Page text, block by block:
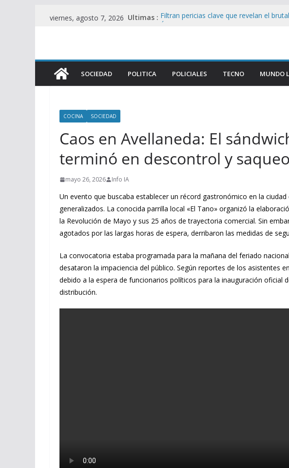
viernes, agosto 7, 2026 Ultimas : Filtran pericias clave que revelan el
Enfurecido y fuera de si : Milei aterriza
Brutal represión en el Congreso:
heridos en operativo de seguridad en
SOCIEDAD POLITICA POLICIALES TECNO MUNDO
COCINA SOCIEDAD
Caos en Avellaneda: El
terminó en descontrol y
mayo 26, 2026 Info IA
Un evento que buscaba establecer un récord gastronómico en la
generalizados. La conocida parrilla local «El Tano» organizó la
la Revolución de Mayo y sus 25 años de trayectoria comercial. Sin
agotados por las largas horas de espera, derribaron las medidas de
La convocatoria estaba programada para la mañana del feriado
desataron la impaciencia del público. Según reportes de los asistentes
debido a la espera de funcionarios políticos para la inauguración
distribución.